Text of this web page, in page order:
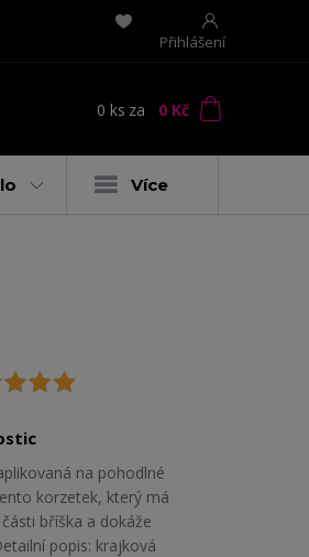
Přihlášení
0 ks za 0 Kč
Více
na pohodlné
korzetek, který má
bříška a dokáže
popis: krajková